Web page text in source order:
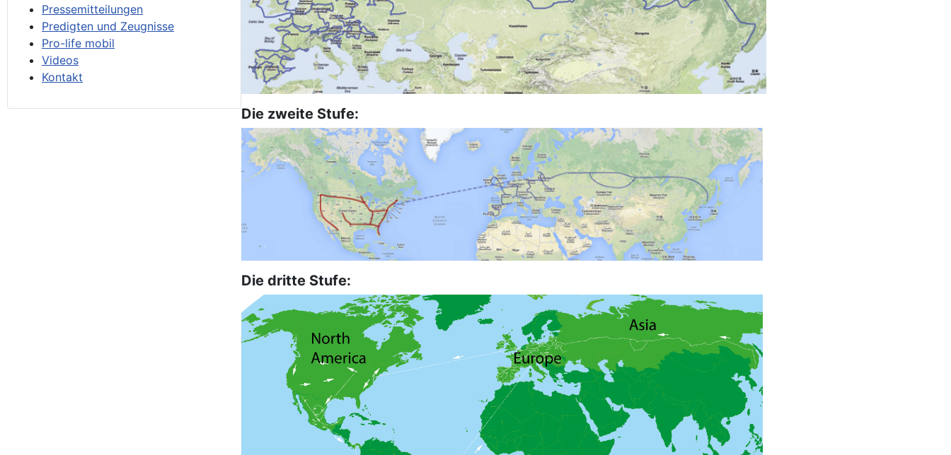
Pressemitteilungen
Predigten und Zeugnisse
Pro-life mobil
Videos
Kontakt
Die zweite Stufe:
Die dritte Stufe: